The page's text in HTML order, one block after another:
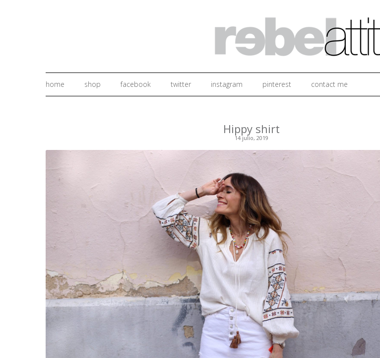
Ir al contenido
home
shop facebook twitter instagram pinterest contact me
Hippy shirt
14 julio, 2019